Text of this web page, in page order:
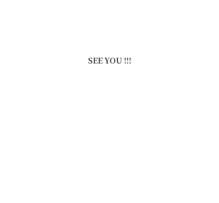
SEE YOU !!!